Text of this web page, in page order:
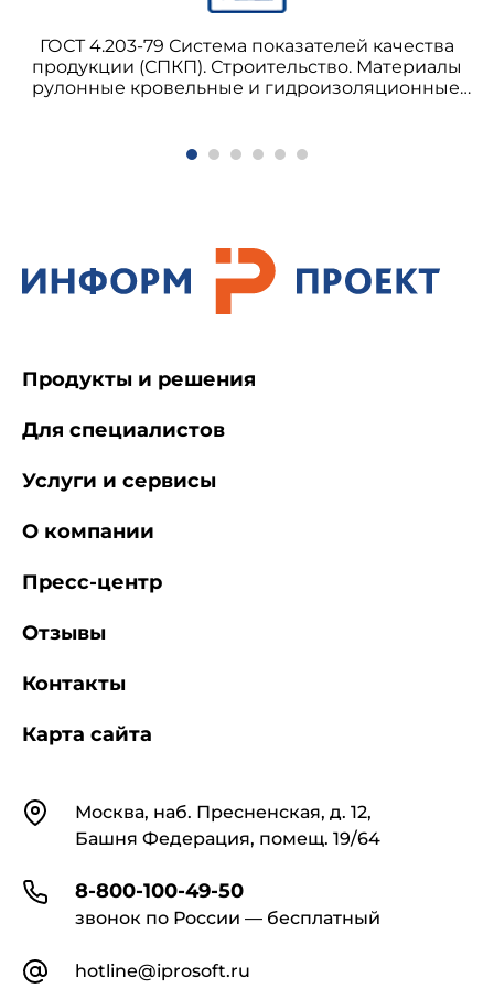
в графах "Характеристика жидких сред" -
наименование или химический состав по
воздействие на полы" и "Вид уборки пола" -
данные, характеризующие воздействие на
полы, в соответствии с наименованием граф;
ГОСТ 4.203-79 Система показателей качества
продукции (СПКП). Строительство. Материалы
рулонные кровельные и гидроизоляционные.
КонтактыМосква, наб. Пресненская, д. 12,
Башня Федерация, помещ. 19/64
8-800-100-49-50
звонок по России — бесплатный
hotline@iprosoft.ru
Продукты и решения
Для специалистов
Услуги и сервисы
О компании
Пресс-центр
Отзывы
Контакты
Карта сайта